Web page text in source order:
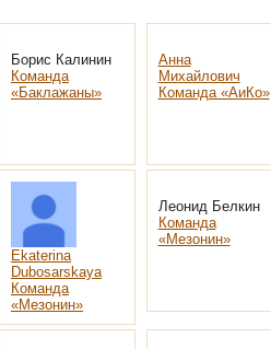
Борис Калинин
Команда
«Баклажаны»
Анна
Михайлович
Команда «АиКо»
Ekaterina
Dubosarskaya
Команда
«Мезонин»
Леонид Белкин
Команда
«Мезонин»